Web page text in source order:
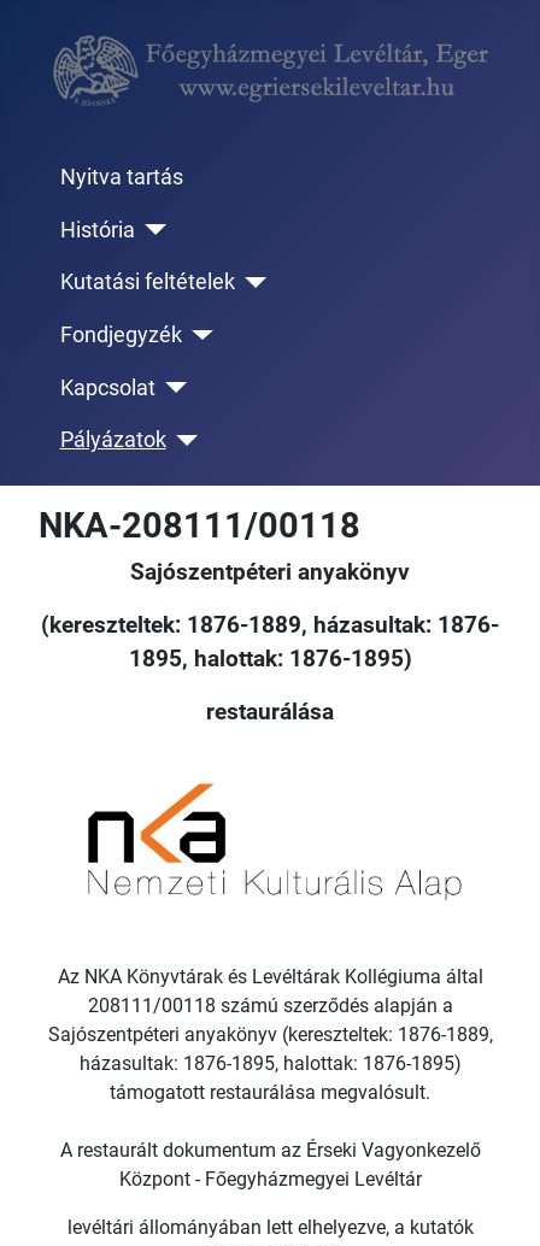
Nyitva tartás
História
Kutatási feltételek
Fondjegyzék
Kapcsolat
Pályázatok
NKA-208111/00118
Sajószentpéteri anyakönyv
(kereszteltek: 1876-1889, házasultak: 1876-
1895, halottak: 1876-1895)
restaurálása
Az NKA Könyvtárak és Levéltárak Kollégiuma által
208111/00118 számú szerződés alapján a
Sajószentpéteri anyakönyv (kereszteltek: 1876-1889,
házasultak: 1876-1895, halottak: 1876-1895)
támogatott restaurálása megvalósult.
A restaurált dokumentum az Érseki Vagyonkezelő
Központ - Főegyházmegyei Levéltár
levéltári állományában lett elhelyezve, a kutatók